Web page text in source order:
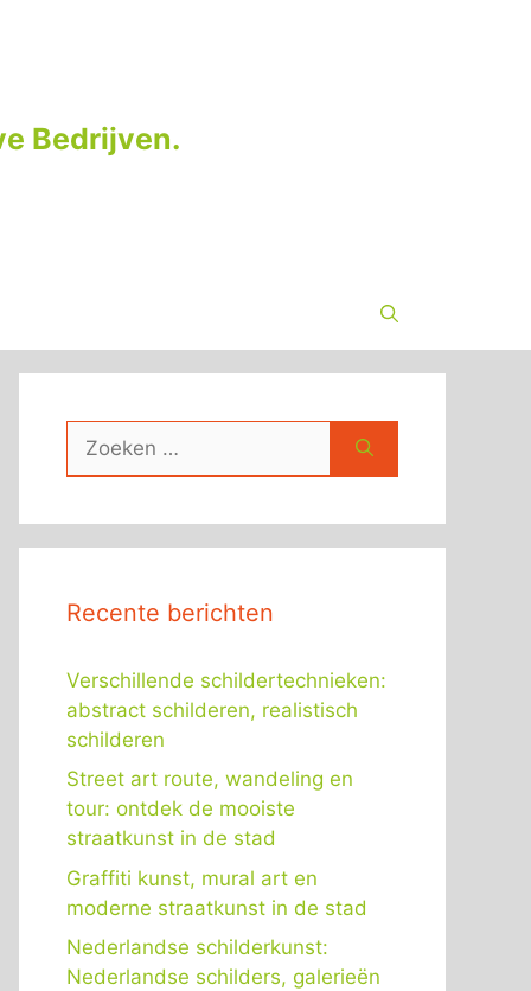
Bedrijven.
naar:
Recente berichten
Verschillende schildertechnieken:
abstract schilderen, realistisch
schilderen
Street art route, wandeling en
tour: ontdek de mooiste
straatkunst in de stad
Graffiti kunst, mural art en
moderne straatkunst in de stad
Nederlandse schilderkunst:
Nederlandse schilders, galerieën